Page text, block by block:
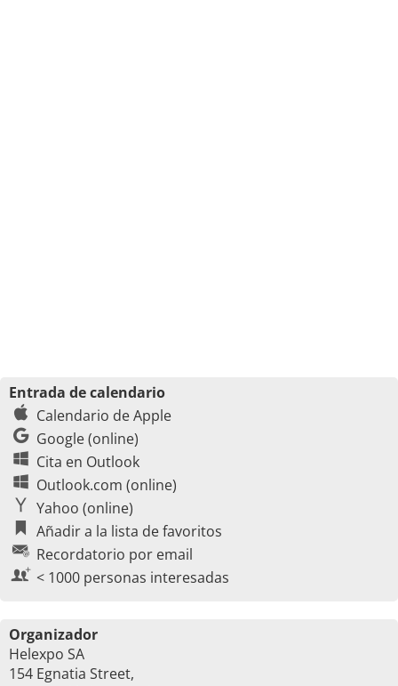
Entrada de calendario
Calendario de Apple
Google (online)
Cita en Outlook
Outlook.com (online)
Yahoo (online)
Añadir a la lista de favoritos
Recordatorio por email
< 1000 personas interesadas
Organizador
Helexpo SA
154 Egnatia Street,